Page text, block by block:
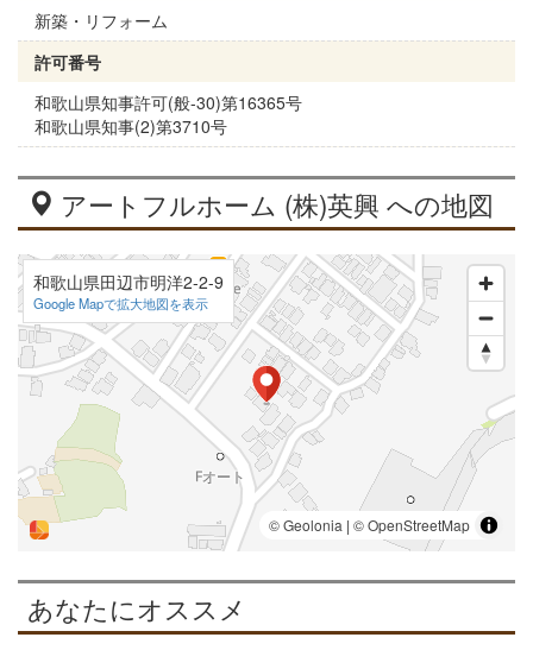
新築・リフォーム
許可番号
和歌山県知事許可(般-30)第16365号
和歌山県知事(2)第3710号
アートフルホーム (株)英興 への地図
和歌山県田辺市明洋2-2-9
Google Mapで拡大地図を表示
あなたにオススメ